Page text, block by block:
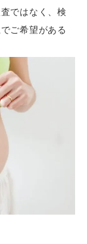
ではなく、検
ご希望がある